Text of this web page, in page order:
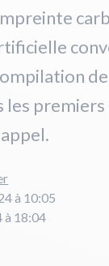
les
à 10:05
à 18:04